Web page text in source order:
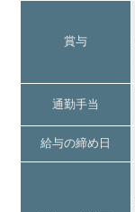
賞与
通勤手当
給与の締め日